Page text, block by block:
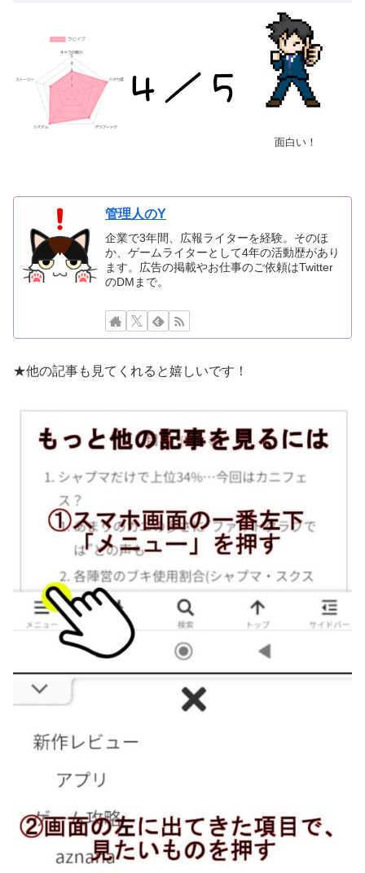
面白い！
管理人のY
企業で3年間、広報ライターを経験。そのほ
か、ゲームライターとして4年の活動歴があり
ます。広告の掲載やお仕事のご依頼はTwitter
のDMまで。
★他の記事も見てくれると嬉しいです！